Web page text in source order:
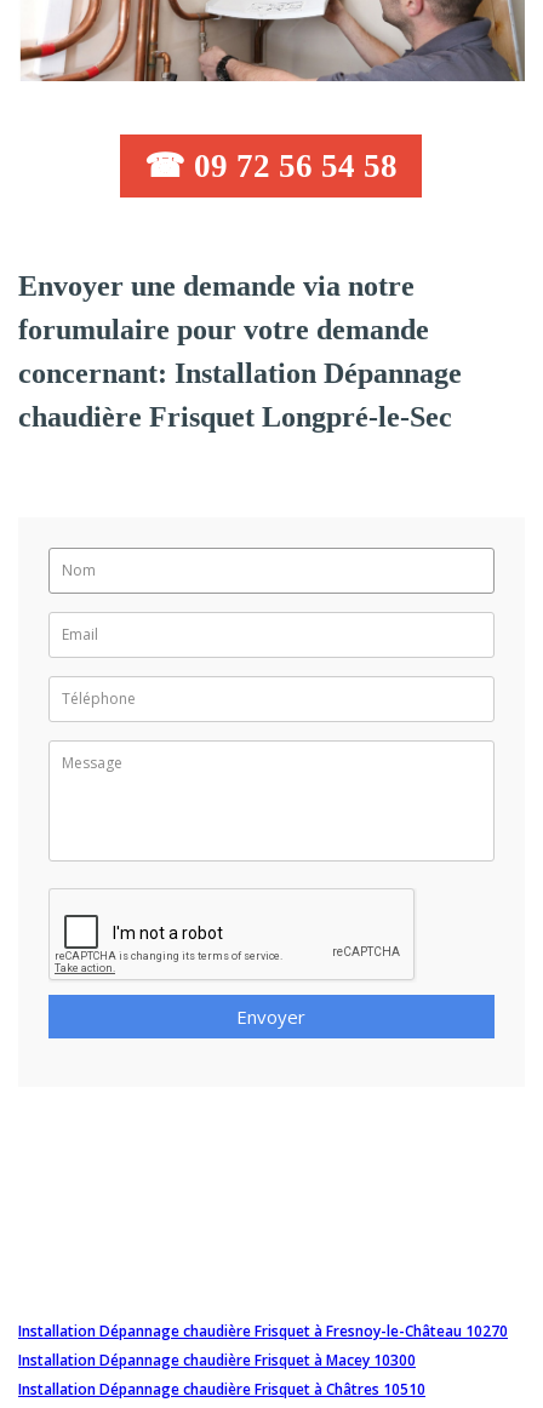
☎ 09 72 56 54 58
Envoyer une demande via notre
forumulaire pour votre demande
concernant: Installation Dépannage
chaudière Frisquet Longpré-le-Sec
Envoyer
Installation Dépannage chaudière Frisquet à Fresnoy-le-Château 10270
Installation Dépannage chaudière Frisquet à Macey 10300
Installation Dépannage chaudière Frisquet à Châtres 10510